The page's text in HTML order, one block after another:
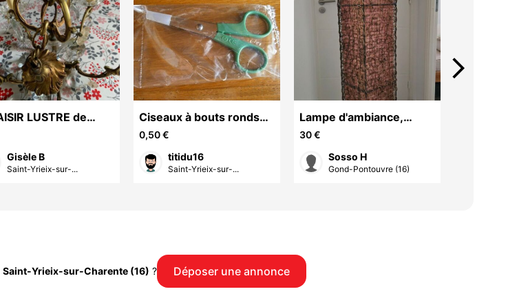
Gisèle B
Saint-Yrieix-sur-...
Ciseaux à bouts ronds
Neufs dans leur blister
d'origine
0,50 €
titidu16
Saint-Yrieix-sur-...
Lampe d'ambiance,
luminaire
30 €
Sosso H
Gond-Pontouvre (16)
arrow_forward_ios
Saint-Yrieix-sur-Charente (16) ? Déposer une annonce